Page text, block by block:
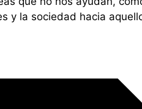
y la sociedad hacia